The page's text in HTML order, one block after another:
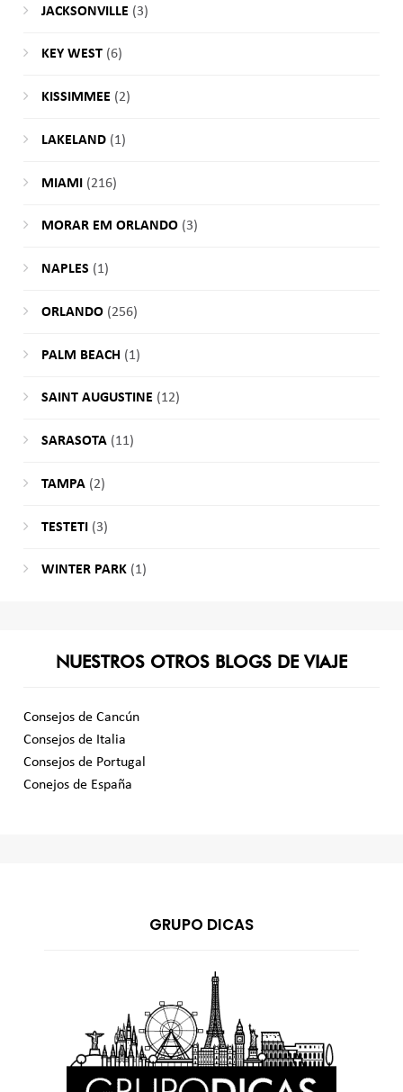
JACKSONVILLE (3)
KEY WEST(6)
KISSIMMEE (2)
LAKELAND(1)
MIAMI (216)
MORAR EM ORLANDO(3)
NAPLES (1)
ORLANDO(256)
PALM BEACH (1)
SAINT AUGUSTINE (12)
SARASOTA(11)
TAMPA(2)
TESTETI (3)
WINTER PARK(1)
NUESTROS OTROS BLOGS DE VIAJE
Consejos de Cancún
Consejos de Italia
Consejos de Portugal
Conejos de España
GRUPO DICAS